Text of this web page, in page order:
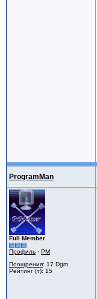
ProgramMan
Full Member
Профиль · PM
Поощрения: 17 Dgm
Рейтинг (т): 15